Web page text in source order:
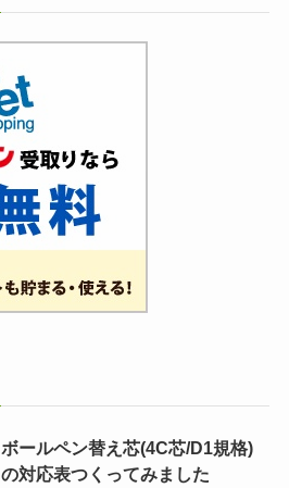
ボールペン替え芯(4C芯/D1規格)
の対応表つくってみました